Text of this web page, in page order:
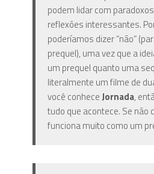
podem lidar com
reflexões interessantes.
poderíamos dizer “não”
prequel), uma vez que a
um prequel quanto uma
literalmente um filme de
você conhece Jornada,
tudo que acontece. Se não
funciona muito como um